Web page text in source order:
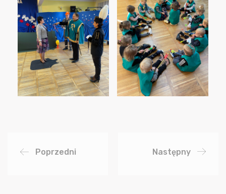
Poprzedni Następny